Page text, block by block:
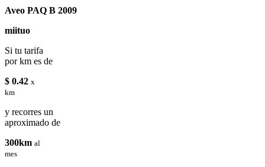
Aveo PAQ B 2009
miituo
Si tu tarifa
por km es de
$ 0.42 x
km
y recorres un
aproximado de
300km al
mes